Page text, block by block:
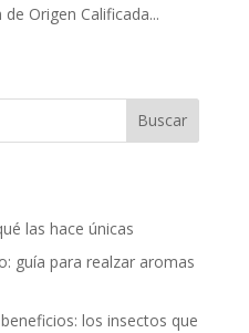
Origen Calificada...
Buscar
las hace únicas
guía para realzar aromas
los insectos que